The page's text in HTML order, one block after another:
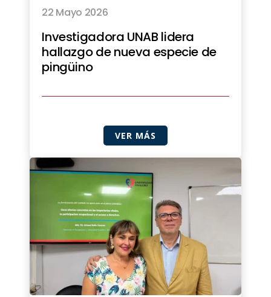
22 Mayo 2026
Investigadora UNAB lidera
hallazgo de nueva especie de
pingüino
VER MÁS